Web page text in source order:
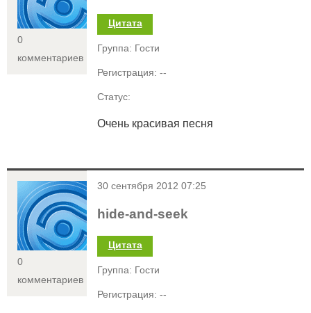
0
комментариев
Цитата
Группа: Гости
Регистрация: --
Статус:
Очень красивая песня
<
0
комментариев
30 сентября 2012 07:25
hide-and-seek
Цитата
Группа: Гости
Регистрация: --